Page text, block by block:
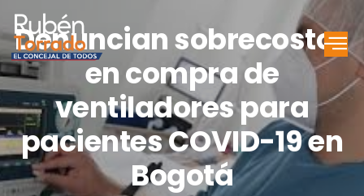
Denuncian sobrecostos
en compra de
ventiladores para
pacientes COVID-19 en
Bogotá